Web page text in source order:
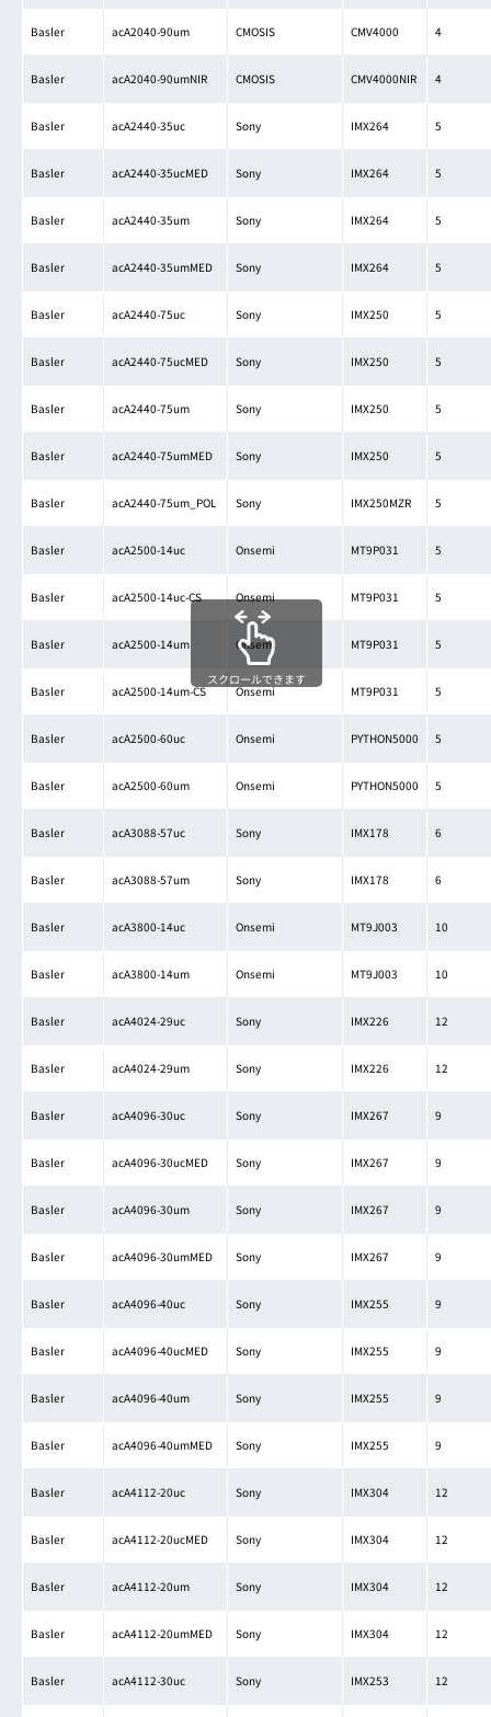
Basler acA2040-90um CMOSIS CMV4000 4
Basler acA2040-90umNIR CMOSIS CMV4000NIR 4
Basler acA2440-35uc Sony IMX264 5
Basler acA2440-35ucMED Sony IMX264 5
Basler acA2440-35um Sony IMX264 5
Basler acA2440-35umMED Sony IMX264 5
Basler acA2440-75uc Sony IMX250 5
Basler acA2440-75ucMED Sony IMX250 5
Basler acA2440-75um Sony IMX250 5
Basler acA2440-75umMED Sony IMX250 5
Basler acA2440-75um_POL Sony IMX250MZR 5
Basler acA2500-14uc Onsemi MT9P031 5
Basler acA2500-14uc-CS Onsemi MT9P031 5
Basler acA2500-14um Onsemi MT9P031 5
Basler acA2500-14um-CS Onsemi MT9P031 5
Basler acA2500-60uc Onsemi PYTHON5000 5
Basler acA2500-60um Onsemi PYTHON5000 5
Basler acA3088-57uc Sony IMX178 6
Basler acA3088-57um Sony IMX178 6
Basler acA3800-14uc Onsemi MT9J003 10
Basler acA3800-14um Onsemi MT9J003 10
Basler acA4024-29uc Sony IMX226 12
Basler acA4024-29um Sony IMX226 12
Basler acA4096-30uc Sony IMX267 9
Basler acA4096-30ucMED Sony IMX267 9
Basler acA4096-30um Sony IMX267 9
Basler acA4096-30umMED Sony IMX267 9
Basler acA4096-40uc Sony IMX255 9
Basler acA4096-40ucMED Sony IMX255 9
Basler acA4096-40um Sony IMX255 9
Basler acA4096-40umMED Sony IMX255 9
Basler acA4112-20uc Sony IMX304 12
Basler acA4112-20ucMED Sony IMX304 12
Basler acA4112-20um Sony IMX304 12
Basler acA4112-20umMED Sony IMX304 12
Basler acA4112-30uc Sony IMX253 12
スクロールできます